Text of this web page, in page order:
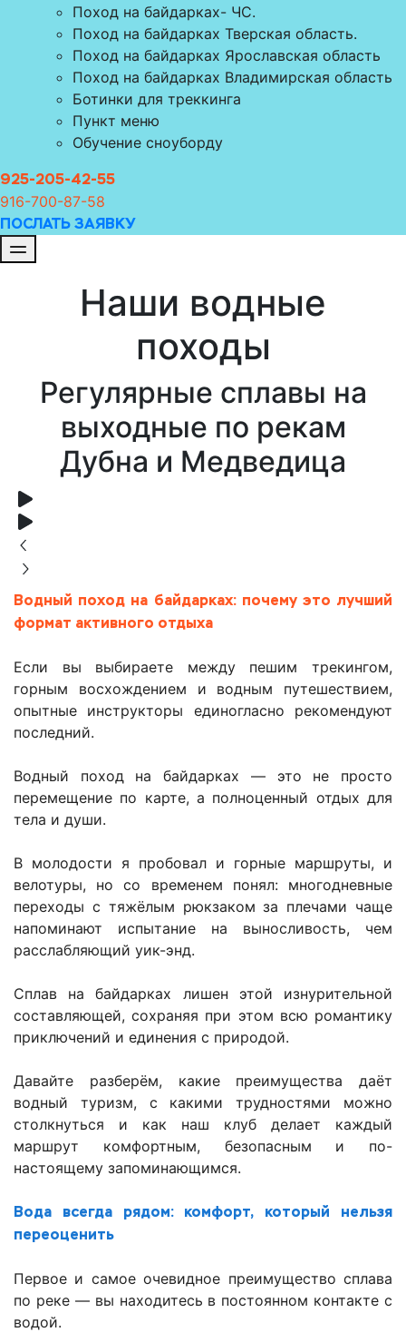
Поход на байдарках- ЧС.
Поход на байдарках Тверская область.
Поход на байдарках Ярославская область
Поход на байдарках Владимирская область
Ботинки для треккинга
Пункт меню
Обучение сноуборду
925-205-42-55
916-700-87-58
ПОСЛАТЬ ЗАЯВКУ
Наши водные
походы
Регулярные сплавы на
выходные по рекам
Дубна и Медведица
Водный поход на байдарках: почему это лучший
формат активного отдыха
Если вы выбираете между пешим трекингом,
горным восхождением и водным путешествием,
опытные инструкторы единогласно рекомендуют
последний.
Водный поход на байдарках — это не просто
перемещение по карте, а полноценный отдых для
тела и души.
В молодости я пробовал и горные маршруты, и
велотуры, но со временем понял: многодневные
переходы с тяжёлым рюкзаком за плечами чаще
напоминают испытание на выносливость, чем
расслабляющий уик-энд.
Сплав на байдарках лишен этой изнурительной
составляющей, сохраняя при этом всю романтику
приключений и единения с природой.
Давайте разберём, какие преимущества даёт
водный туризм, с какими трудностями можно
столкнуться и как наш клуб делает каждый
маршрут комфортным, безопасным и по-
настоящему запоминающимся.
Вода всегда рядом: комфорт, который нельзя
переоценить
Первое и самое очевидное преимущество сплава
по реке — вы находитесь в постоянном контакте с
водой.